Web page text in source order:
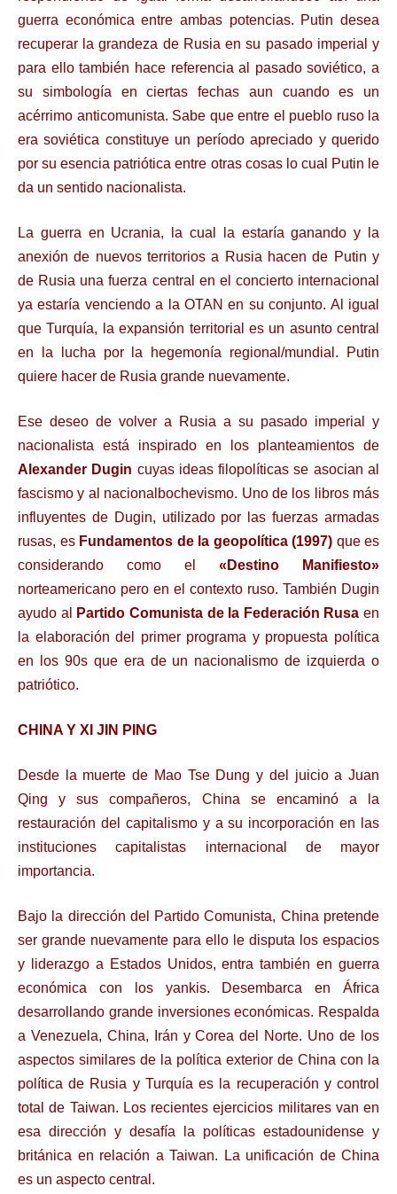
guerra económica entre ambas potencias. Putin desea
recuperar la grandeza de Rusia en su pasado imperial y
para ello también hace referencia al pasado soviético, a
su simbología en ciertas fechas aun cuando es un
acérrimo anticomunista. Sabe que entre el pueblo ruso la
era soviética constituye un período apreciado y querido
por su esencia patriótica entre otras cosas lo cual Putin le
da un sentido nacionalista.
La guerra en Ucrania, la cual la estaría ganando y la
anexión de nuevos territorios a Rusia hacen de Putin y
de Rusia una fuerza central en el concierto internacional
ya estaría venciendo a la OTAN en su conjunto. Al igual
que Turquía, la expansión territorial es un asunto central
en la lucha por la hegemonía regional/mundial. Putin
quiere hacer de Rusia grande nuevamente.
Ese deseo de volver a Rusia a su pasado imperial y
nacionalista está inspirado en los planteamientos de
Alexander Dugin cuyas ideas filopolíticas se asocian al
fascismo y al nacionalbochevismo. Uno de los libros más
influyentes de Dugin, utilizado por las fuerzas armadas
rusas, es Fundamentos de la geopolítica (1997) que es
considerando como el «Destino Manifiesto»
norteamericano pero en el contexto ruso. También Dugin
ayudo al
Partido Comunista de la Federación Rusa en
la elaboración del primer programa y propuesta política
en los 90s que era de un nacionalismo de izquierda o
patriótico.
CHINA Y XI JIN PING
Desde la muerte de Mao Tse Dung y del juicio a Juan
Qing y sus compañeros, China se encaminó a la
restauración del capitalismo y a su incorporación en las
instituciones capitalistas internacional de mayor
importancia.
Bajo la dirección del Partido Comunista, China pretende
ser grande nuevamente para ello le disputa los espacios
y liderazgo a Estados Unidos, entra también en guerra
económica con los yankis. Desembarca en África
desarrollando grande inversiones económicas. Respalda
a Venezuela, China, Irán y Corea del Norte. Uno de los
aspectos similares de la política exterior de China con la
política de Rusia y Turquía es la recuperación y control
total de Taiwan. Los recientes ejercicios militares van en
esa dirección y desafía la políticas estadounidense y
británica en relación a Taiwan. La unificación de China
es un aspecto central.